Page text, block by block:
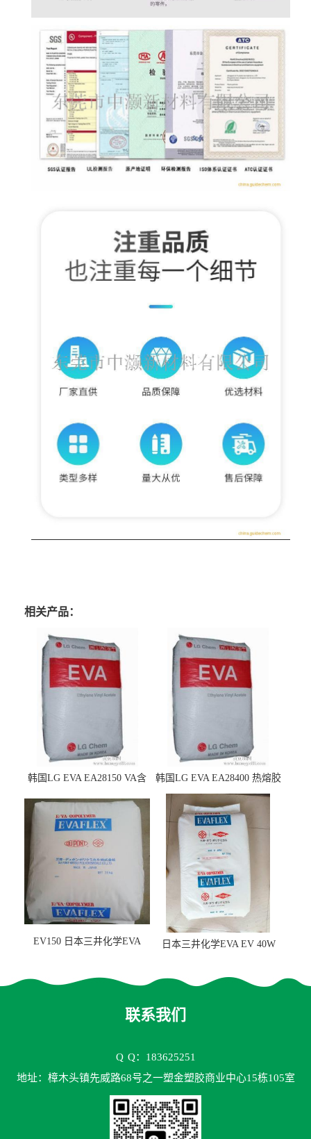
相关产品：
韩国LG EVA EA28150 VA含
韩国LG EVA EA28400 热熔胶
级 VA含量28 熔指400
EV150 日本三井化学EVA
日本三井化学EVA EV 40W
联系我们
Q Q：183625251
地址：樟木头镇先威路68号之一塑金塑胶商业中心15栋105室